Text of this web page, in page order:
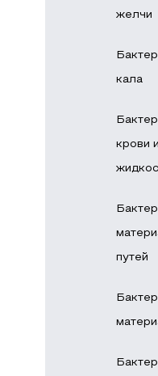
желчи
кала
крови
путей